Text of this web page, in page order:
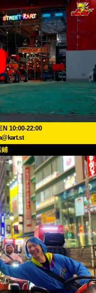
10:00-22:00
鋪
價格
常見問題
預訂
東京秋葉原#1
東京澀谷
東京灣